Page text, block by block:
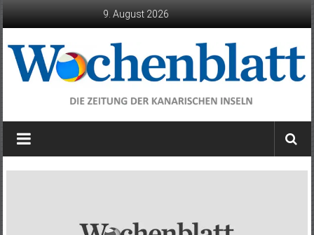
9. August 2026
Wochenblatt
die